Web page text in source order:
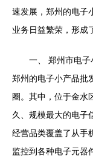
速发展，郑州的电子
业务日益繁荣，形成
一、 郑州市电
郑州的电子小产品批
圈。其中，位于金水
久、规模最大的电子
经营品类覆盖了从手
监控到各种电子元器